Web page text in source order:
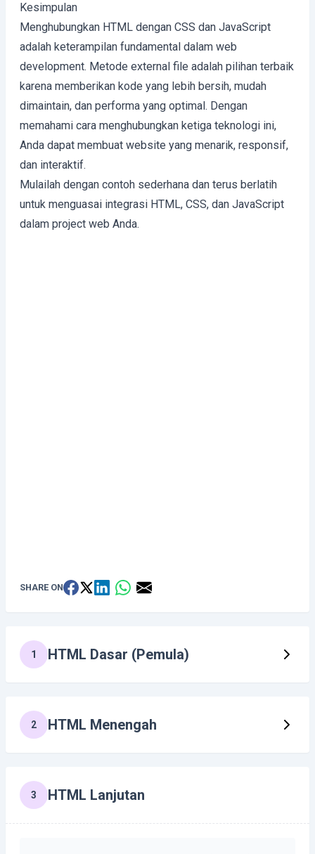
Kesimpulan
Menghubungkan HTML dengan CSS dan JavaScript
adalah keterampilan fundamental dalam web
development. Metode external file adalah pilihan terbaik
karena memberikan kode yang lebih bersih, mudah
dimaintain, dan performa yang optimal. Dengan
memahami cara menghubungkan ketiga teknologi ini,
Anda dapat membuat website yang menarik, responsif,
dan interaktif.
Mulailah dengan contoh sederhana dan terus berlatih
untuk menguasai integrasi HTML, CSS, dan JavaScript
dalam project web Anda.
SHARE ON
1 HTML Dasar (Pemula)
2 HTML Menengah
3 HTML Lanjutan